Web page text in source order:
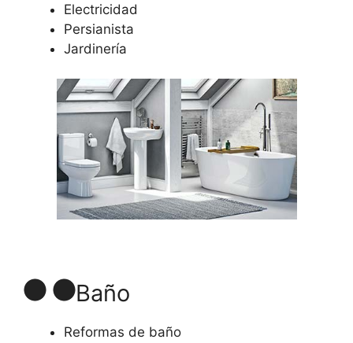
Electricidad
Persianista
Jardinería
Baño
Reformas de baño